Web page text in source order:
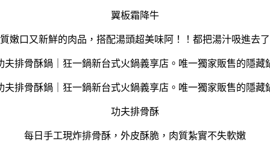
翼板霜降牛
嫩口又新鮮的肉品，搭配湯頭超美味阿！！都把湯汁吸進去
功夫排骨酥
每日手工現炸排骨酥，外皮酥脆，肉質紮實不失軟嫩